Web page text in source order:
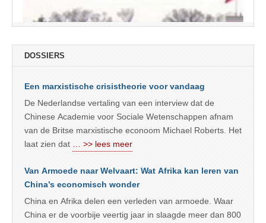
DOSSIERS
Een marxistische crisistheorie voor vandaag
De Nederlandse vertaling van een interview dat de
Chinese Academie voor Sociale Wetenschappen afnam
van de Britse marxistische econoom Michael Roberts. Het
laat zien dat
… >> lees meer
Van Armoede naar Welvaart: Wat Afrika kan leren van
China’s economisch wonder
China en Afrika delen een verleden van armoede. Waar
China er de voorbije veertig jaar in slaagde meer dan 800